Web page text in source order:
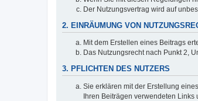
Der Nutzungsvertrag wird auf
2. EINRÄUMUNG VON
Mit dem Erstellen eines Beitrags
Das Nutzungsrecht nach Punkt 2,
3. PFLICHTEN DES NUTZERS
Sie erklären mit der Erstellung
Ihren Beiträgen verwendeten Links